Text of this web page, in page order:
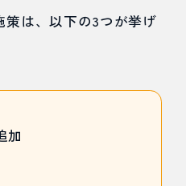
は、以下の3つが挙げ
加